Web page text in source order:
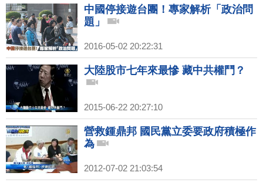
中國停接遊台團！專家解析「政治問
題」
2016-05-02 20:22:31
大陸股市七年來最慘 藏中共權鬥？
2015-06-22 20:27:10
營救鍾鼎邦 國民黨立委要政府積極作
為
2012-07-02 21:03:54